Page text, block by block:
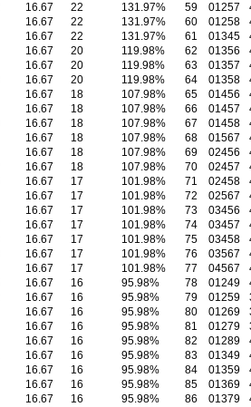
16.67 22
131.97%
16.67 22
131.97%
16.67 22
131.97%
16.67 20
119.98%
16.67 20
119.98%
16.67 20
119.98%
16.67 18
107.98%
16.67 18
107.98%
16.67 18
107.98%
16.67 18
107.98%
16.67 18
107.98%
16.67 18
107.98%
16.67 17
101.98%
16.67 17
101.98%
16.67 17
101.98%
16.67 17
101.98%
16.67 17
101.98%
16.67 17
101.98%
16.67 17
101.98%
16.67 16
95.98%
16.67 16
95.98%
16.67 16
95.98%
16.67 16
95.98%
16.67 16
95.98%
16.67 16
95.98%
16.67 16
95.98%
16.67 16
95.98%
16.67 16
95.98%
59
01257
60
01258
61
01345
62
01356
63
01357
64
01358
65
01456
66
01457
67
01458
68
01567
69
02456
70
02457
71
02458
72
02567
73
03456
74
03457
75
03458
76
03567
77
04567
78
01249
79
01259
80
01269
81
01279
82
01289
83
01349
84
01359
85
01369
86
01379